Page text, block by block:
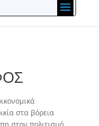
στα βόρεια